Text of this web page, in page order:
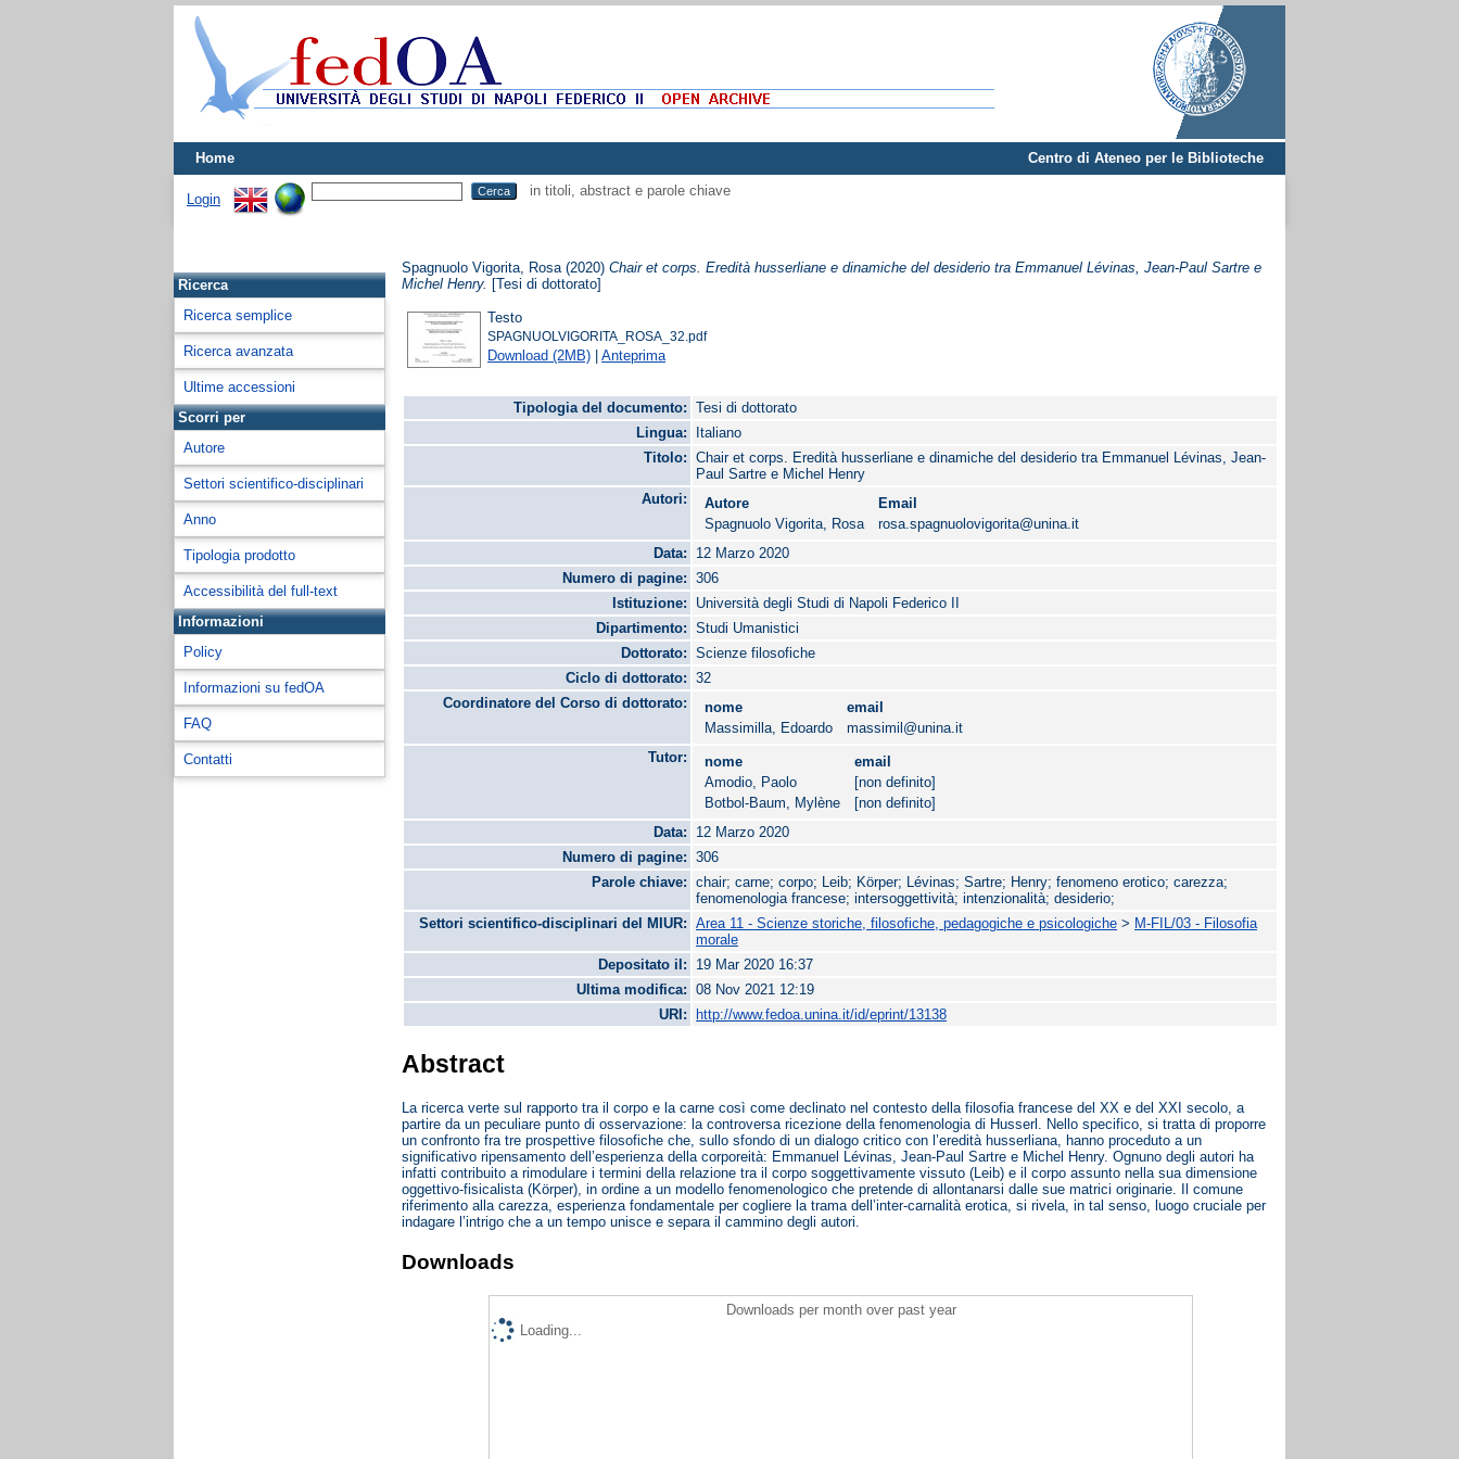
Home Centro di Ateneo per le Biblioteche
Login
in titoli, abstract e parole chiave
Ricerca
Ricerca semplice
Ricerca avanzata
Ultime accessioni
Scorri per
Autore
Settori scientifico-disciplinari
Anno
Tipologia prodotto
Accessibilità del full-text
Informazioni
Policy
Informazioni su fedOA
FAQ
Contatti
Spagnuolo Vigorita, Rosa (2020)Chair et corps. Eredità husserliane e dinamiche del desiderio tra Emmanuel Lévinas, Jean-Paul Sartre e
Michel Henry. [Tesi di dottorato]
Testo
SPAGNUOLVIGORITA_ROSA_32.pdf
Download (2MB) |Anteprima
Tipologia del documento:
Tesi di dottorato
Lingua:
Italiano
Titolo:
Chair et corps. Eredità husserliane e dinamiche del desiderio tra Emmanuel Lévinas, Jean-
Paul Sartre e Michel Henry
Autori:
Autore
Email
Spagnuolo Vigorita, Rosa
rosa.spagnuolovigorita@unina.it
Data:
12 Marzo 2020
Numero di pagine:
306
Istituzione:
Università degli Studi di Napoli Federico II
Dipartimento:
Studi Umanistici
Dottorato:
Scienze filosofiche
Ciclo di dottorato:
32
Coordinatore del Corso di dottorato:
nome
email
Massimilla, Edoardo
massimil@unina.it
Tutor:
nome
email
Amodio, Paolo
[non definito]
Botbol-Baum, Mylène
[non definito]
Data:
12 Marzo 2020
Numero di pagine:
306
Parole chiave:
chair; carne; corpo; Leib; Körper; Lévinas; Sartre; Henry; fenomeno erotico; carezza;
fenomenologia francese; intersoggettività; intenzionalità; desiderio;
Settori scientifico-disciplinari del MIUR:
Area 11 - Scienze storiche, filosofiche, pedagogiche e psicologiche > M-FIL/03 - Filosofia
morale
Depositato il:
19 Mar 2020 16:37
Ultima modifica:
08 Nov 2021 12:19
URI:
http://www.fedoa.unina.it/id/eprint/13138
Abstract
La ricerca verte sul rapporto tra il corpo e la carne così come declinato nel contesto della filosofia francese del XX e del XXI secolo, a
partire da un peculiare punto di osservazione: la controversa ricezione della fenomenologia di Husserl. Nello specifico, si tratta di proporre
un confronto fra tre prospettive filosofiche che, sullo sfondo di un dialogo critico con l’eredità husserliana, hanno proceduto a un
significativo ripensamento dell’esperienza della corporeità: Emmanuel Lévinas, Jean-Paul Sartre e Michel Henry. Ognuno degli autori ha
infatti contribuito a rimodulare i termini della relazione tra il corpo soggettivamente vissuto (Leib) e il corpo assunto nella sua dimensione
oggettivo-fisicalista (Körper), in ordine a un modello fenomenologico che pretende di allontanarsi dalle sue matrici originarie. Il comune
riferimento alla carezza, esperienza fondamentale per cogliere la trama dell’inter-carnalità erotica, si rivela, in tal senso, luogo cruciale per
indagare l’intrigo che a un tempo unisce e separa il cammino degli autori.
Downloads
Downloads per month over past year
Loading...